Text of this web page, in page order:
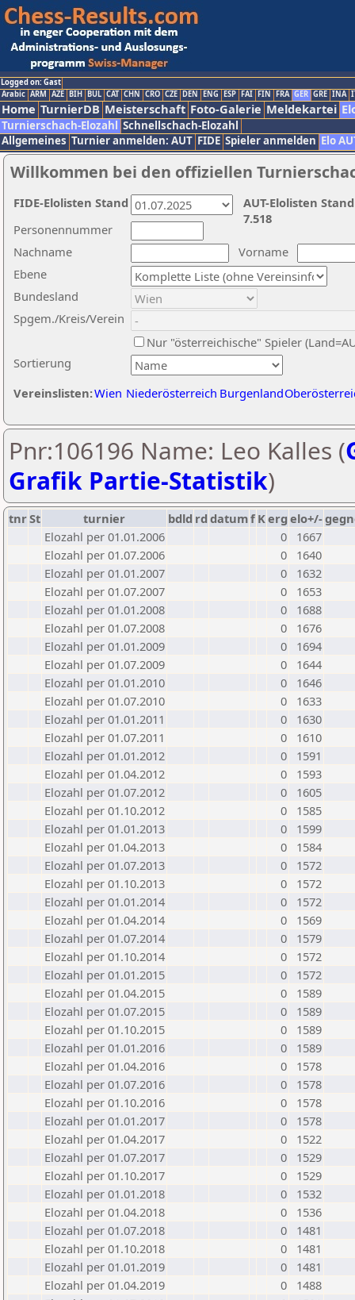
Logged on: Gast
Arabic ARM AZE BIH BUL CAT CHN CRO CZE DEN ENG ESP FAI FIN FRA GER GRE INA
Home TurnierDB Meisterschaft Foto-Galerie Meldekartei
Turnierschach-Elozahl Schnellschach-Elozahl
Allgemeines Turnier anmelden: AUT FIDE Spieler anmelden Elo
Willkommen bei den offiziellen
Nachname
Vorname
Ebene
Sortierung
Personennummer
Bundesland
Spgem./Kreis/Verein
Nur "österreichische" Spieler
Vereinslisten:Wien Niederösterreich Burgenland
AUT-Elolisten
7.518
FIDE-Elolisten Stand
Pnr:106196 Name: Leo Kalles (
Grafik Partie-Statistik)
tnrSt turnier bdld rd datumf Kerg elo+/-
Elozahl per 01.01.2006
0
1667
Elozahl per 01.07.2006
0
1640
Elozahl per 01.01.2007
0
1632
Elozahl per 01.07.2007
0
1653
Elozahl per 01.01.2008
0
1688
Elozahl per 01.07.2008
0
1676
Elozahl per 01.01.2009
0
1694
Elozahl per 01.07.2009
0
1644
Elozahl per 01.01.2010
0
1646
Elozahl per 01.07.2010
0
1633
Elozahl per 01.01.2011
0
1630
Elozahl per 01.07.2011
0
1610
Elozahl per 01.01.2012
0
1591
Elozahl per 01.04.2012
0
1593
Elozahl per 01.07.2012
0
1605
Elozahl per 01.10.2012
0
1585
Elozahl per 01.01.2013
0
1599
Elozahl per 01.04.2013
0
1584
Elozahl per 01.07.2013
0
1572
Elozahl per 01.10.2013
0
1572
Elozahl per 01.01.2014
0
1572
Elozahl per 01.04.2014
0
1569
Elozahl per 01.07.2014
0
1579
Elozahl per 01.10.2014
0
1572
Elozahl per 01.01.2015
0
1572
Elozahl per 01.04.2015
0
1589
Elozahl per 01.07.2015
0
1589
Elozahl per 01.10.2015
0
1589
Elozahl per 01.01.2016
0
1589
Elozahl per 01.04.2016
0
1578
Elozahl per 01.07.2016
0
1578
Elozahl per 01.10.2016
0
1578
Elozahl per 01.01.2017
0
1578
Elozahl per 01.04.2017
0
1522
Elozahl per 01.07.2017
0
1529
Elozahl per 01.10.2017
0
1529
Elozahl per 01.01.2018
0
1532
Elozahl per 01.04.2018
0
1536
Elozahl per 01.07.2018
0
1481
Elozahl per 01.10.2018
0
1481
Elozahl per 01.01.2019
0
1481
Elozahl per 01.04.2019
0
1488